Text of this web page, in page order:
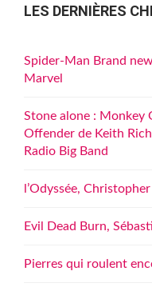
LES DERNIÈRES
Spider-Man Brand
Marvel
Stone alone : Monkey
Offender de Keith
Radio Big Band
l’Odyssée,
Evil Dead Burn,
Pierres qui roulent